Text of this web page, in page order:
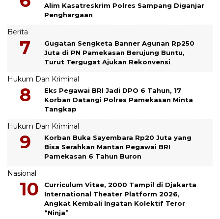
Alim Kasatreskrim Polres Sampang Diganjar
Penghargaan
Berita
Gugatan Sengketa Banner Agunan Rp250
Juta di PN Pamekasan Berujung Buntu,
Turut Tergugat Ajukan Rekonvensi
Hukum Dan Kriminal
Eks Pegawai BRI Jadi DPO 6 Tahun, 17
Korban Datangi Polres Pamekasan Minta
Tangkap
Hukum Dan Kriminal
Korban Buka Sayembara Rp20 Juta yang
Bisa Serahkan Mantan Pegawai BRI
Pamekasan 6 Tahun Buron
Nasional
Curriculum Vitae, 2000 Tampil di Djakarta
International Theater Platform 2026,
Angkat Kembali Ingatan Kolektif Teror
“Ninja”